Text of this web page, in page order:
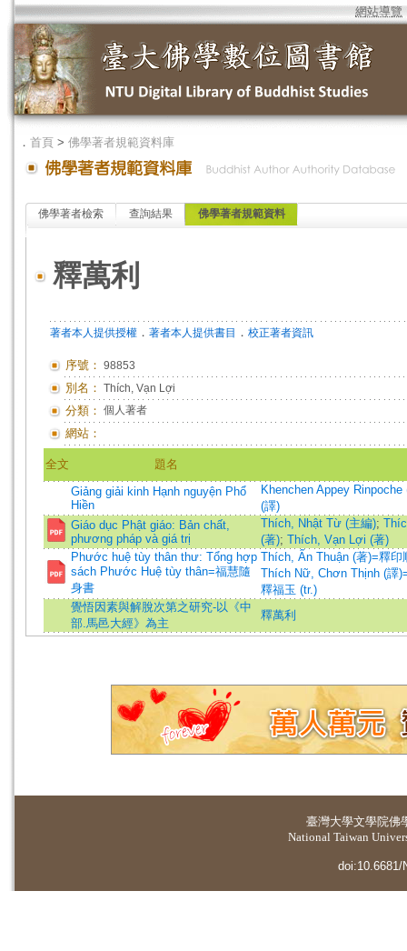
網站導覽
． 首頁 > 佛學著者規範資料庫
佛學著者檢索 查詢結果 佛學著者規範資料
釋萬利
著者本人提供授權 ． 著者本人提供書目 ． 校正著者資訊
序號： 98853
別名： Thích, Vạn Lợi
分類： 個人著者
網站：
全文
題名
Giảng giải kinh Hạnh nguyện Phổ
Hiền
Khenchen Appey Rinpoche
(譯)
Giáo dục Phật giáo: Bản chất,
phương pháp và giá trị
Thích, Nhật Từ (主編);
(著); Thích, Vạn Lợi (著)
Phước huệ tùy thân thư: Tổng hợp
sách Phước Huệ tùy thân=福慧隨
身書
Thích, Ấn Thuận (著)=釋印
Thích Nữ, Chơn Thịnh (譯
釋福玉 (tr.)
覺悟因素與解脫次第之研究-以《中
部.馬邑大經》為主
釋萬利
臺灣大學文學院佛
National Taiwan
doi:10.6681/